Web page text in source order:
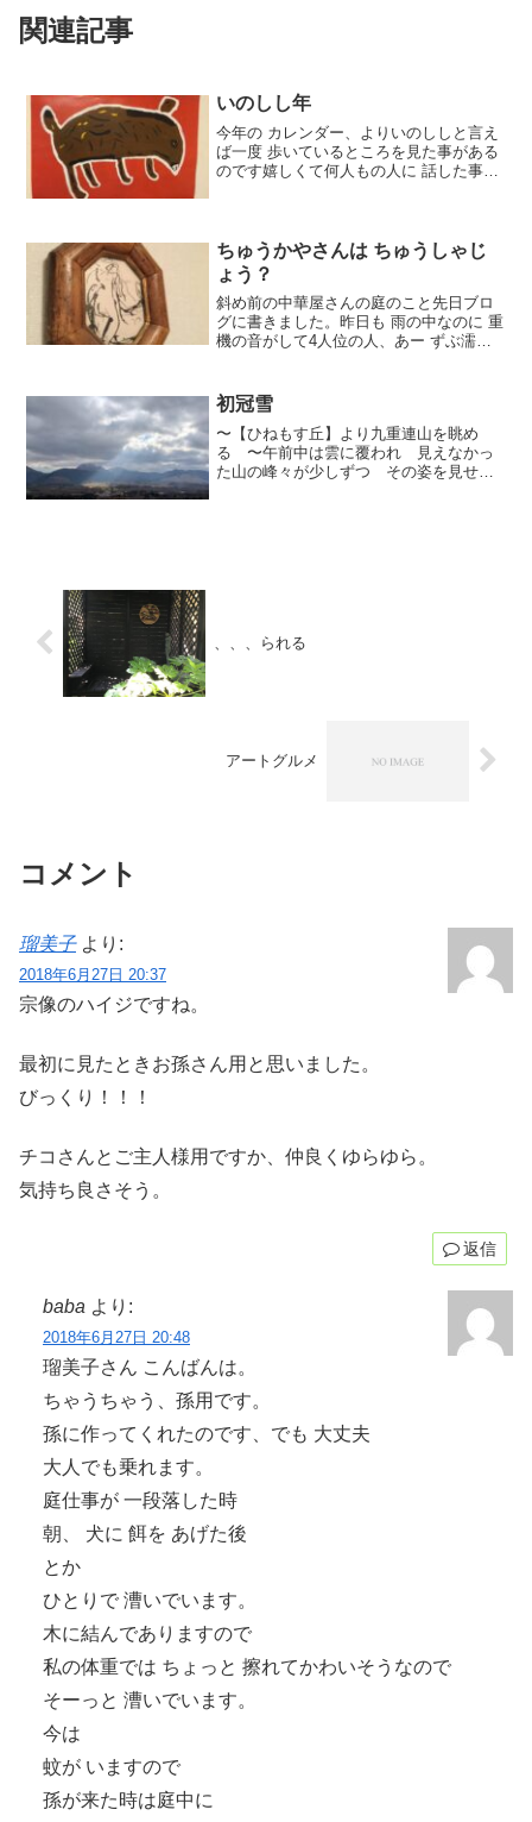
関連記事
いのしし年
今年の カレンダー、よりいのししと言え
ば一度 歩いているところを見た事がある
のです嬉しくて何人もの人に 話した事が
おんなじ事...
ちゅうかやさんは ちゅうしゃじ
ょう？
斜め前の中華屋さんの庭のこと先日ブロ
グに書きました。昨日も 雨の中なのに 重
機の音がして4人位の人、あー ずぶ濡れ
たら駐車場に なるのかな〜…？人魚竹ペ
ン
初冠雪
〜【ひねもす丘】より九重連山を眺め
る 〜午前中は雲に覆われ 見えなかっ
た山の峰々が少しずつ その姿を見せて
、、、られる
アートグルメ
コメント
瑠美子 より:
2018年6月27日 20:37
宗像のハイジですね。
最初に見たときお孫さん用と思いました。
びっくり！！！
チコさんとご主人様用ですか、仲良くゆらゆら。
気持ち良さそう。
返信
baba より:
2018年6月27日 20:48
瑠美子さん こんばんは。
ちゃうちゃう、孫用です。
孫に作ってくれたのです、でも 大丈夫
大人でも乗れます。
庭仕事が 一段落した時
朝、 犬に 餌を あげた後
とか
ひとりで 漕いでいます。
木に結んでありますので
私の体重では ちょっと 擦れてかわいそうなので
そーっと 漕いでいます。
今は
蚊が いますので
孫が来た時は庭中に